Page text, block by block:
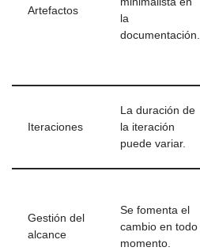
Artefactos
la
documentación.
Iteraciones
La duración de
la iteración
puede variar.
Gestión del
alcance
Se fomenta el
cambio en todo
momento.